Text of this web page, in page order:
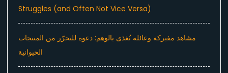
Struggles (and Often Not Vice Versa)
مشاهد مفبركة وعائلة تُغذى بالوهم: دعوة للتحرّر من المنتجات
الحيوانية